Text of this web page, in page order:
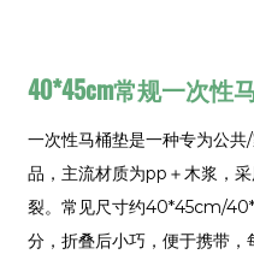
40*45cm常规一次性
一次性马桶垫是一种专为公
品，主流材质为pp＋木浆，
裂。常见尺寸约40*45cm/
分，折叠后小巧，便于携带